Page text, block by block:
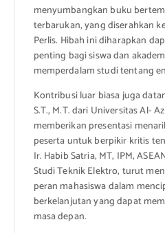
menyumbangkan buku
terbarukan, yang diserahkan
Perlis. Hibah ini diharapkan
penting bagi siswa dan
memperdalam studi tentang
Kontribusi luar biasa juga
S.T., M.T. dari Universitas Al-
memberikan presentasi
peserta untuk berpikir kritis
Ir. Habib Satria, MT, IPM,
Studi Teknik Elektro, turut
peran mahasiswa dalam
berkelanjutan yang dapat
masa depan.